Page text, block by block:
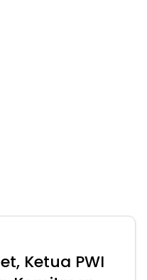
Ketua PWI